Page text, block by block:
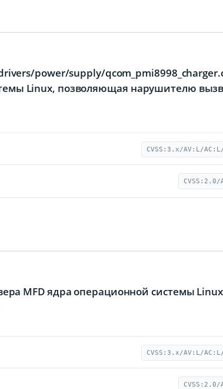
power/supply/
Linux, позволяющая нарушителю
CVSS:3.x/AV:L/
MFD ядра операционной системы
CVSS:3.x/AV:L/